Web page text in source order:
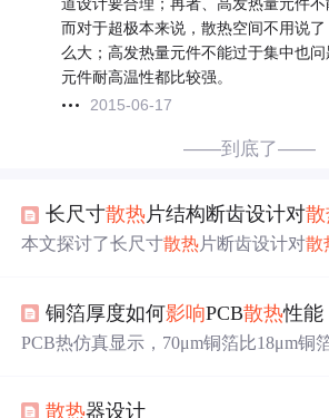
道设计要合理；再者、高发热量元件不
而对于超极本来说，散热空间不用说
么大；高发热量元件不能过于集中也
元件耐高温性都比较强。
2015-06-17
——到底了——
长尺寸散热片结构断齿设计对
本文探讨了长尺寸散热片断齿设计对散
21.24℃。但在强迫风冷条件下，断齿会
积，导致散热性能下降。作者指出，当
调应根据散热方式（自冷/风冷）采取差
铜箔厚度如何影响PCB散热性能
PCB热仿真显示，70μm铜箔比18μm铜
率器件和大面积铜皮场景。70μm铜箔与
散热器设计